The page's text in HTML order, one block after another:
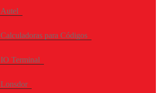
Autel
Calculadoras para Códigos
IO Terminal
Lonsdor